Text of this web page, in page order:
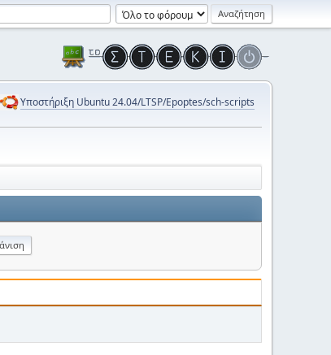
Υποστήριξη Ubuntu 24.04/LTSP/Epoptes/sch-scripts